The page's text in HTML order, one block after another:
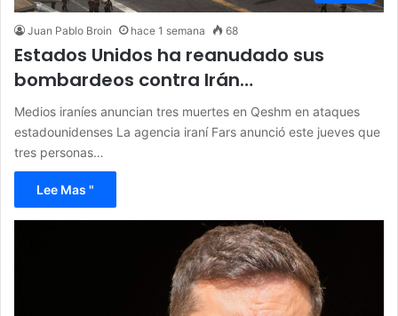
Juan Pablo Broin hace 1 semana 68
Estados Unidos ha reanudado sus
bombardeos contra Irán…
Medios iraníes anuncian tres muertes en Qeshm en ataques
estadounidenses La agencia iraní Fars anunció este jueves que
tres personas…
Lee Mas "